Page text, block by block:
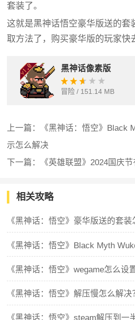
套装了。
这就是黑神话悟空豪华版送的套
取方法了，购买豪华版的玩家快
黑神话像素版
冒险 / 151.14 MB
上一篇：《黑神话：悟空》Black
示怎么解决
下一篇：《英雄联盟》2024国庆
相关攻略
《黑神话：悟空》豪华版送的套装
《黑神话：悟空》解压慢怎么解决